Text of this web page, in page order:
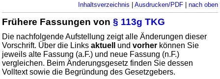
Inhaltsverzeichnis | Ausdrucken/PDF| nach oben
Frühere Fassungen von§ 113g TKG
Die nachfolgende Aufstellung zeigt alle Änderungen dieser
Vorschrift. Über die Linksaktuell undvorher können Sie
jeweils alte Fassung (a.F.) und neue Fassung (n.F.)
vergleichen. Beim Änderungsgesetz finden Sie dessen
Volltext sowie die Begründung des Gesetzgebers.